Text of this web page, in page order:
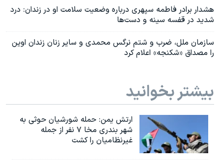
هشدار برادر فاطمه سپهری درباره وضعیت سلامت او در زندان: درد
شدید در قفسه سینه و دست‌ها
سازمان ملل، ضرب و شتم نرگس محمدی و سایر زنان زندان اوین
را مصداق «شکنجه» اعلام کرد
بیشتر بخوانید
ارتش یمن: حمله شورشیان حوثی به
شهر بندری مخا ۷ نفر از جمله
غیرنظامیان را کشت